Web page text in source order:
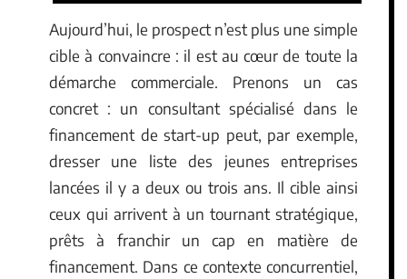
Aujourd’hui, le prospect n’est plus une simple
cible à convaincre : il est au cœur de toute la
démarche commerciale. Prenons un cas
concret : un consultant spécialisé dans le
financement de start-up peut, par exemple,
dresser une liste des jeunes entreprises
lancées il y a deux ou trois ans. Il cible ainsi
ceux qui arrivent à un tournant stratégique,
prêts à franchir un cap en matière de
financement. Dans ce contexte concurrentiel,